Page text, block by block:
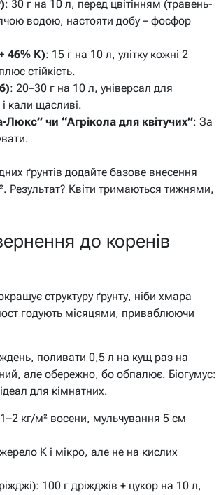
: 30 г на 10 л, перед цвітінням (травень-
водою, настояти добу – фосфор
46% K): 15 г на 10 л, улітку кожні 2
стійкість.
: 20–30 г на 10 л, універсал для
і кали щасливі.
чи “Агрікола для квітучих”: За
ґрунтів додайте базове внесення
Результат? Квіти тримаються тижнями,
до коренів
структуру ґрунту, ніби хмара
годують місяцями, приваблюючи
поливати 0,5 л на кущ раз на
але обережно, бо обпалює. Біогумус:
для кімнатних.
кг/м² восени, мульчування 5 см
K і мікро, але не на кислих
100 г дріжджів + цукор на 10 л,